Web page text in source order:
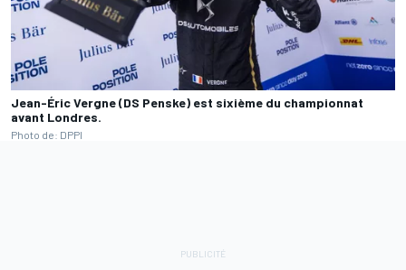
Jean-Éric Vergne (DS Penske) est sixième du championnat
avant Londres.
Photo de: DPPI